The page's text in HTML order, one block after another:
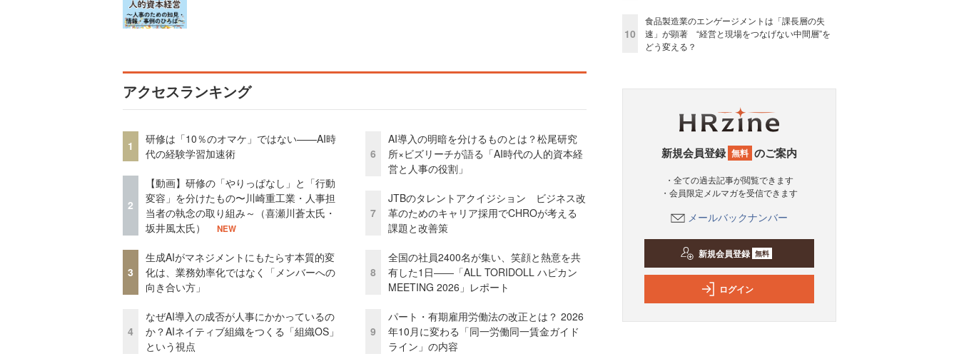
アクセスランキング
1
研修は「10％のオマケ」ではない——AI時
代の経験学習加速術
2
【動画】研修の「やりっぱなし」と「行動
変容」を分けたもの〜川崎重工業・人事担
当者の執念の取り組み～（喜瀬川蒼太氏・
坂井風太氏）
NEW
3
生成AIがマネジメントにもたらす本質的変
化は、業務効率化ではなく「メンバーへの
向き合い方」
4
なぜAI導入の成否が人事にかかっているの
か？AIネイティブ組織をつくる「組織OS」
という視点
6
AI導入の明暗を分けるものとは？松尾研究
所×ビズリーチが語る「AI時代の人的資本経
営と人事の役割」
7
JTBのタレントアクイジション ビジネス改
革のためのキャリア採用でCHROが考える
課題と改善策
8
全国の社員2400名が集い、笑顔と熱意を共
有した1日――「ALL TORIDOLL ハピカン
MEETING 2026」レポート
9
パート・有期雇用労働法の改正とは？ 2026
年10月に変わる「同一労働同一賃金ガイド
ライン」の内容
10
食品製造業のエンゲージメントは「課長層の失
速」が顕著 “経営と現場をつなげない中間層”を
どう変える？
新規会員登録 無料 のご案内
・全ての過去記事が閲覧できます
・会員限定メルマガを受信できます
メールバックナンバー
新規会員登録 無料
ログイン